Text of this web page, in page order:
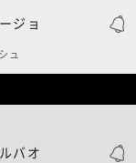
ジョ
ュ
バオ